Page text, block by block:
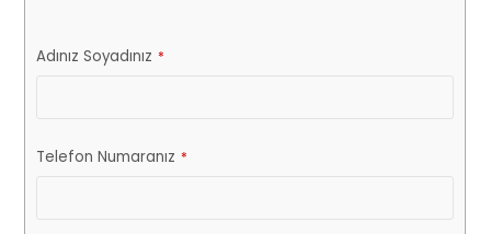
Adınız Soyadınız *
Telefon Numaranız *